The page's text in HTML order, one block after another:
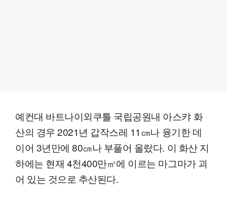
예컨대 바트나이외쿠틀 국립공원내 아스캬 화
산의 경우 2021년 갑작스레 11㎝나 융기한 데
이어 3년만에 80㎝나 부풀어 올랐다. 이 화산 지
하에는 현재 4천400만㎥에 이르는 마그마가 괴
어 있는 것으로 추산된다.